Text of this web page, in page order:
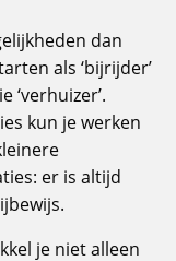
dan
als ‘bijrijder’
kun je werken
er is altijd
je niet alleen